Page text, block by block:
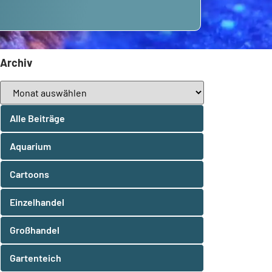
Archiv
Alle Beiträge
Aquarium
Cartoons
Einzelhandel
Großhandel
Gartenteich